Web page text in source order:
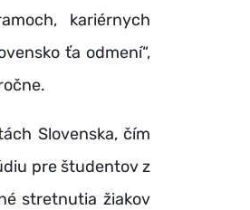
kariérnych
ťa odmení“,
Slovenska, čím
pre študentov z
stretnutia žiakov